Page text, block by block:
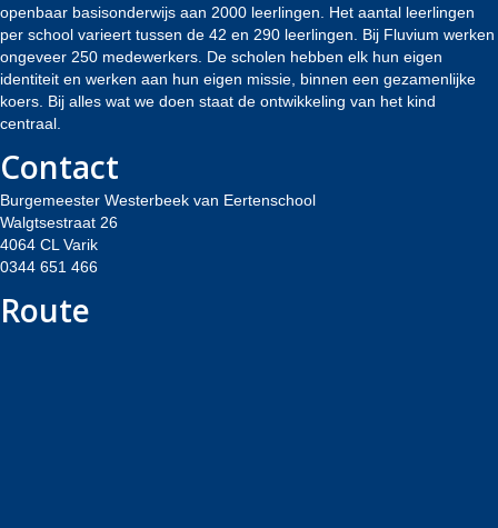
openbaar basisonderwijs aan 2000 leerlingen. Het aantal leerlingen
per school varieert tussen de 42 en 290 leerlingen. Bij Fluvium werken
ongeveer 250 medewerkers. De scholen hebben elk hun eigen
identiteit en werken aan hun eigen missie, binnen een gezamenlijke
koers. Bij alles wat we doen staat de ontwikkeling van het kind
centraal.
Contact
Burgemeester Westerbeek van Eertenschool
Walgtsestraat 26
4064 CL Varik
0344 651 466
Route